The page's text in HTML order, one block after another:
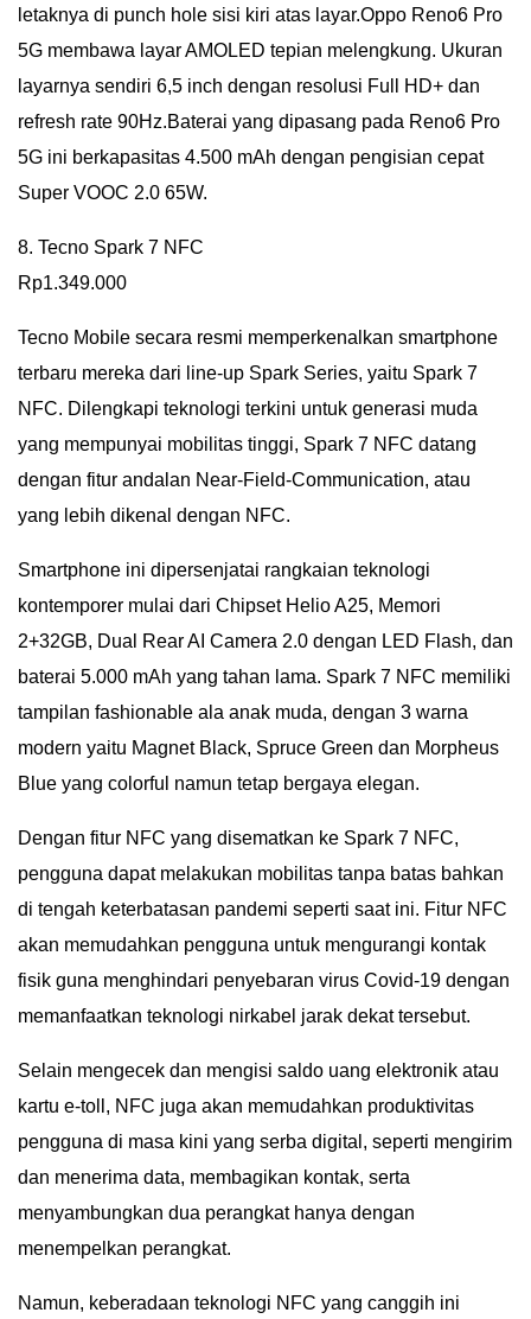
letaknya di punch hole sisi kiri atas layar.Oppo Reno6 Pro
5G membawa layar AMOLED tepian melengkung. Ukuran
layarnya sendiri 6,5 inch dengan resolusi Full HD+ dan
refresh rate 90Hz.Baterai yang dipasang pada Reno6 Pro
5G ini berkapasitas 4.500 mAh dengan pengisian cepat
Super VOOC 2.0 65W.
8. Tecno Spark 7 NFC
Rp1.349.000
Tecno Mobile secara resmi memperkenalkan smartphone
terbaru mereka dari line-up Spark Series, yaitu Spark 7
NFC. Dilengkapi teknologi terkini untuk generasi muda
yang mempunyai mobilitas tinggi, Spark 7 NFC datang
dengan fitur andalan Near-Field-Communication, atau
yang lebih dikenal dengan NFC.
Smartphone ini dipersenjatai rangkaian teknologi
kontemporer mulai dari Chipset Helio A25, Memori
2+32GB, Dual Rear AI Camera 2.0 dengan LED Flash, dan
baterai 5.000 mAh yang tahan lama. Spark 7 NFC memiliki
tampilan fashionable ala anak muda, dengan 3 warna
modern yaitu Magnet Black, Spruce Green dan Morpheus
Blue yang colorful namun tetap bergaya elegan.
Dengan fitur NFC yang disematkan ke Spark 7 NFC,
pengguna dapat melakukan mobilitas tanpa batas bahkan
di tengah keterbatasan pandemi seperti saat ini. Fitur NFC
akan memudahkan pengguna untuk mengurangi kontak
fisik guna menghindari penyebaran virus Covid-19 dengan
memanfaatkan teknologi nirkabel jarak dekat tersebut.
Selain mengecek dan mengisi saldo uang elektronik atau
kartu e-toll, NFC juga akan memudahkan produktivitas
pengguna di masa kini yang serba digital, seperti mengirim
dan menerima data, membagikan kontak, serta
menyambungkan dua perangkat hanya dengan
menempelkan perangkat.
Namun, keberadaan teknologi NFC yang canggih ini